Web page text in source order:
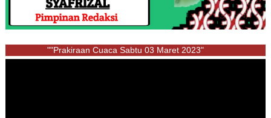
""Prakiraan Cuaca Sabtu 03 Maret 2023"